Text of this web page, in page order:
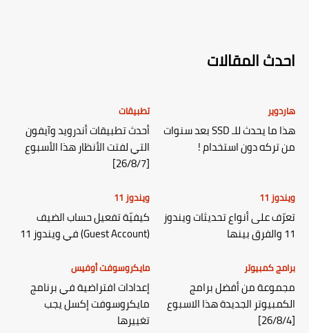
احدث المقالات
هاردوير
هذا ما يحدث للـ SSD بعد سنوات
من تركه دون استخدام !
تطبيقات
أحدث تطبيقات أندرويد وآيفون
التي لفتت الأنظار هذا الأسبوع
[26/8/7]
ويندوز 11
تعرّف على أنواع تحديثات ويندوز
11 والفرق بينها
ويندوز 11
كيفيّة تفعيل حساب الضيف
(Guest Account) في ويندوز 11
برامج كمبيوتر
مجموعة من أفضل برامج
الكمبيوتر الجديدة هذا الاسبوع
[26/8/4]
مايكروسوفت أوفيس
إعدادات افتراضية في برنامج
مايكروسوفت إكسل يجب
تغييرها